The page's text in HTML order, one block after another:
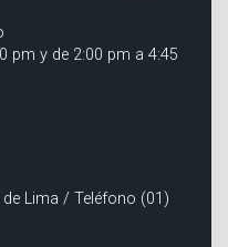
pm y de 2:00 pm a 4:45
Lima / Teléfono (01)